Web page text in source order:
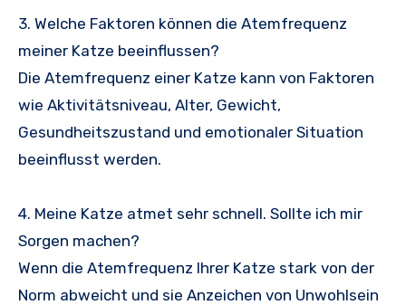
3. Welche Faktoren können die Atemfrequenz
meiner Katze beeinflussen?
Die Atemfrequenz einer Katze kann von Faktoren
wie Aktivitätsniveau, Alter, Gewicht,
Gesundheitszustand und emotionaler Situation
beeinflusst werden.
4. Meine Katze atmet sehr schnell. Sollte ich mir
Sorgen machen?
Wenn die Atemfrequenz Ihrer Katze stark von der
Norm abweicht und sie Anzeichen von Unwohlsein